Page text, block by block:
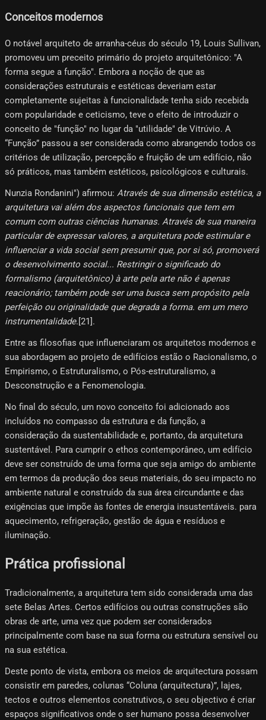
Conceitos modernos
O notável arquiteto de arranha-céus do século 19, Louis Sullivan,
promoveu um preceito primário do projeto arquitetônico: "A
forma segue a função". Embora a noção de que as
considerações estruturais e estéticas deveriam estar
completamente sujeitas à funcionalidade tenha sido recebida
com popularidade e ceticismo, teve o efeito de introduzir o
conceito de "função" no lugar da "utilidade" de Vitrúvio. A
“Função” passou a ser considerada como abrangendo todos os
critérios de utilização, percepção e fruição de um edifício, não
só práticos, mas também estéticos, psicológicos e culturais.
Nunzia Rondanini") afirmou: Através de sua dimensão estética, a
arquitetura vai além dos aspectos funcionais que tem em
comum com outras ciências humanas. Através de sua maneira
particular de expressar valores, a arquitetura pode estimular e
influenciar a vida social sem presumir que, por si só, promoverá
o desenvolvimento social... Restringir o significado do
formalismo (arquitetônico) à arte pela arte não é apenas
reacionário; também pode ser uma busca sem propósito pela
perfeição ou originalidade que degrada a forma. em um mero
instrumentalidade.[21]​.
Entre as filosofias que influenciaram os arquitetos modernos e
sua abordagem ao projeto de edifícios estão o Racionalismo, o
Empirismo, o Estruturalismo, o Pós-estruturalismo, a
Desconstrução e a Fenomenologia.
No final do século, um novo conceito foi adicionado aos
incluídos no compasso da estrutura e da função, a
consideração da sustentabilidade e, portanto, da arquitetura
sustentável. Para cumprir o ethos contemporâneo, um edifício
deve ser construído de uma forma que seja amigo do ambiente
em termos da produção dos seus materiais, do seu impacto no
ambiente natural e construído da sua área circundante e das
exigências que impõe às fontes de energia insustentáveis. para
aquecimento, refrigeração, gestão de água e resíduos e
iluminação.
Prática profissional
Tradicionalmente, a arquitetura tem sido considerada uma das
sete Belas Artes. Certos edifícios ou outras construções são
obras de arte, uma vez que podem ser considerados
principalmente com base na sua forma ou estrutura sensível ou
na sua estética.
Deste ponto de vista, embora os meios de arquitectura possam
consistir em paredes, colunas “Coluna (arquitectura)”, lajes,
tectos e outros elementos construtivos, o seu objectivo é criar
espaços significativos onde o ser humano possa desenvolver